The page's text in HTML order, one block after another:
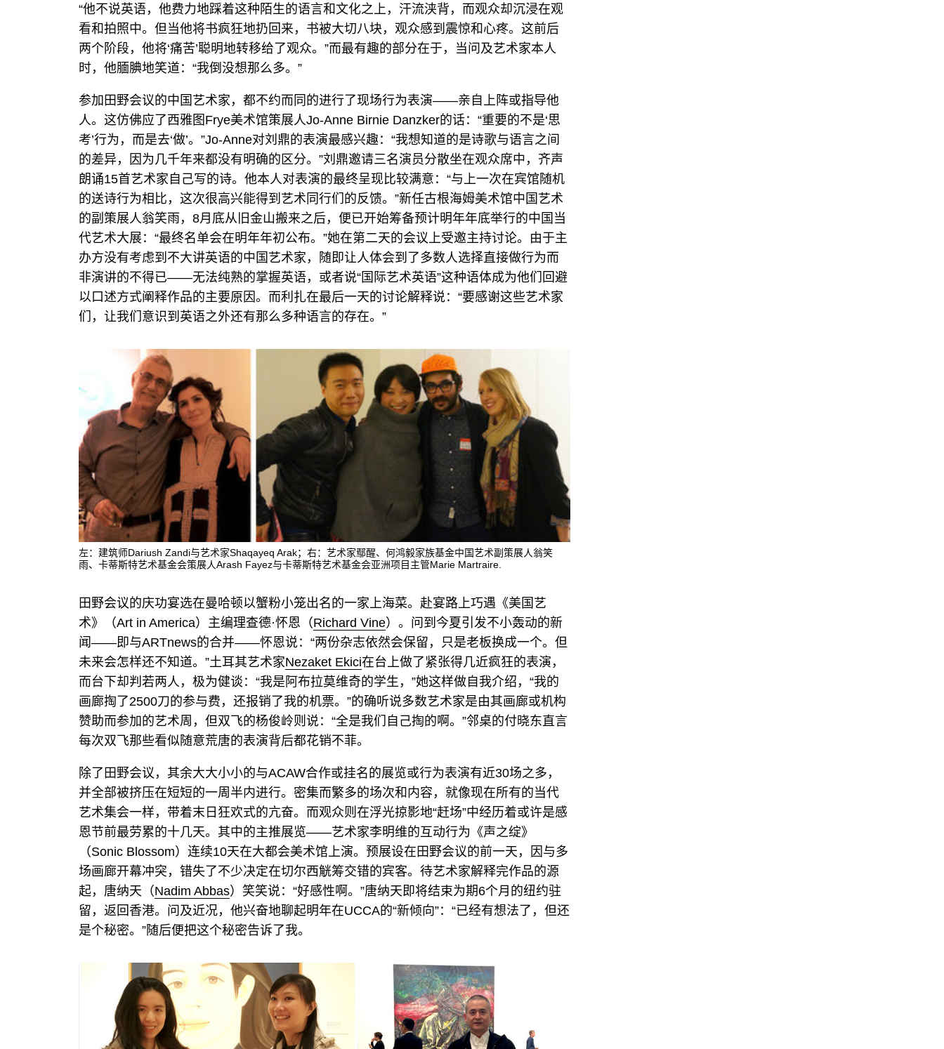
“他不说英语，他费力地踩着这种陌生的语言和文化之上，汗流浃背，而观众却沉浸在观
看和拍照中。但当他将书疯狂地扔回来，书被大切八块，观众感到震惊和心疼。这前后
两个阶段，他将‘痛苦’聪明地转移给了观众。”而最有趣的部分在于，当问及艺术家本人
时，他腼腆地笑道：“我倒没想那么多。”
参加田野会议的中国艺术家，都不约而同的进行了现场行为表演——亲自上阵或指导他
人。这仿佛应了西雅图Frye美术馆策展人Jo-Anne Birnie Danzker的话：“重要的不是‘思
考’行为，而是去‘做’。”Jo-Anne对刘鼎的表演最感兴趣：“我想知道的是诗歌与语言之间
的差异，因为几千年来都没有明确的区分。”刘鼎邀请三名演员分散坐在观众席中，齐声
朗诵15首艺术家自己写的诗。他本人对表演的最终呈现比较满意：“与上一次在宾馆随机
的送诗行为相比，这次很高兴能得到艺术同行们的反馈。”新任古根海姆美术馆中国艺术
的副策展人翁笑雨，8月底从旧金山搬来之后，便已开始筹备预计明年年底举行的中国当
代艺术大展：“最终名单会在明年年初公布。”她在第二天的会议上受邀主持讨论。由于主
办方没有考虑到不大讲英语的中国艺术家，随即让人体会到了多数人选择直接做行为而
非演讲的不得已——无法纯熟的掌握英语，或者说“国际艺术英语”这种语体成为他们回避
以口述方式阐释作品的主要原因。而利扎在最后一天的讨论解释说：“要感谢这些艺术家
们，让我们意识到英语之外还有那么多种语言的存在。”
左：建筑师Dariush Zandi与艺术家Shaqayeq Arak；右：艺术家鄢醒、何鸿毅家族基金中国艺术副策展人翁笑
雨、卡蒂斯特艺术基金会策展人Arash Fayez与卡蒂斯特艺术基金会亚洲项目主管Marie Martraire.
田野会议的庆功宴选在曼哈顿以蟹粉小笼出名的一家上海菜。赴宴路上巧遇《美国艺
术》（Art in America）主编理查德·怀恩（Richard Vine）。问到今夏引发不小轰动的新
闻——即与ARTnews的合并——怀恩说：“两份杂志依然会保留，只是老板换成一个。但
未来会怎样还不知道。”土耳其艺术家Nezaket Ekici在台上做了紧张得几近疯狂的表演，
而台下却判若两人，极为健谈：“我是阿布拉莫维奇的学生，”她这样做自我介绍，“我的
画廊掏了2500刀的参与费，还报销了我的机票。”的确听说多数艺术家是由其画廊或机构
赞助而参加的艺术周，但双飞的杨俊岭则说：“全是我们自己掏的啊。”邻桌的付晓东直言
每次双飞那些看似随意荒唐的表演背后都花销不菲。
除了田野会议，其余大大小小的与ACAW合作或挂名的展览或行为表演有近30场之多，
并全部被挤压在短短的一周半内进行。密集而繁多的场次和内容，就像现在所有的当代
艺术集会一样，带着末日狂欢式的亢奋。而观众则在浮光掠影地“赶场”中经历着或许是感
恩节前最劳累的十几天。其中的主推展览——艺术家李明维的互动行为《声之绽》
（Sonic Blossom）连续10天在大都会美术馆上演。预展设在田野会议的前一天，因与多
场画廊开幕冲突，错失了不少决定在切尔西觥筹交错的宾客。待艺术家解释完作品的源
起，唐纳天（Nadim Abbas）笑笑说：“好感性啊。”唐纳天即将结束为期6个月的纽约驻
留，返回香港。问及近况，他兴奋地聊起明年在UCCA的“新倾向”：“已经有想法了，但还
是个秘密。”随后便把这个秘密告诉了我。